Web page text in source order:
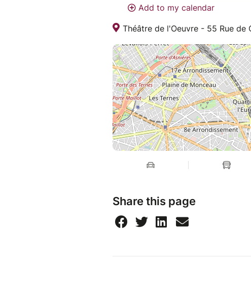
Add to my calendar
Théâtre de l'Oeuvre - 55 Rue de
Share this page